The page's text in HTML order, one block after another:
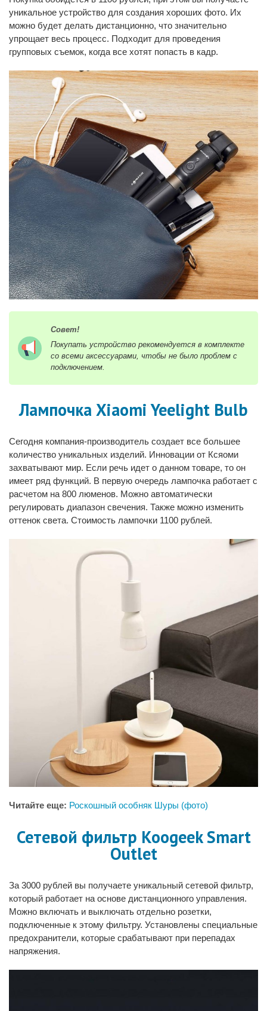
уникальное устройство для создания хороших фото. Их
можно будет делать дистанционно, что значительно
упрощает весь процесс. Подходит для проведения
групповых съемок, когда все хотят попасть в кадр.
Совет!
Покупать устройство рекомендуется в комплекте
со всеми аксессуарами, чтобы не было проблем с
подключением.
Лампочка Xiaomi Yeelight Bulb
Сегодня компания-производитель создает все большее
количество уникальных изделий. Инновации от Ксяоми
захватывают мир. Если речь идет о данном товаре, то он
имеет ряд функций. В первую очередь лампочка работает с
расчетом на 800 люменов. Можно автоматически
регулировать диапазон свечения. Также можно изменить
оттенок света. Стоимость лампочки 1100 рублей.
Читайте еще: Роскошный особняк Шуры (фото)
Сетевой фильтр Koogeek Smart
Outlet
За 3000 рублей вы получаете уникальный сетевой фильтр,
который работает на основе дистанционного управления.
Можно включать и выключать отдельно розетки,
подключенные к этому фильтру. Установлены специальные
предохранители, которые срабатывают при перепадах
напряжения.